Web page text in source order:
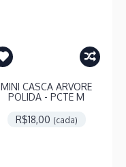
MINI CASCA ARVORE
POLIDA - PCTE M
R$18,00 (cada)